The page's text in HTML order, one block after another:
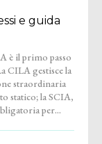
e guida
per...